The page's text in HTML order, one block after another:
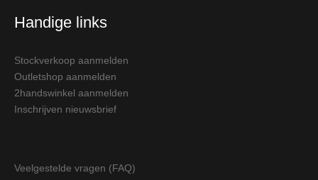
Handige links
Stockverkoop aanmelden
Outletshop aanmelden
2handswinkel aanmelden
Inschrijven nieuwsbrief
Veelgestelde vragen (FAQ)